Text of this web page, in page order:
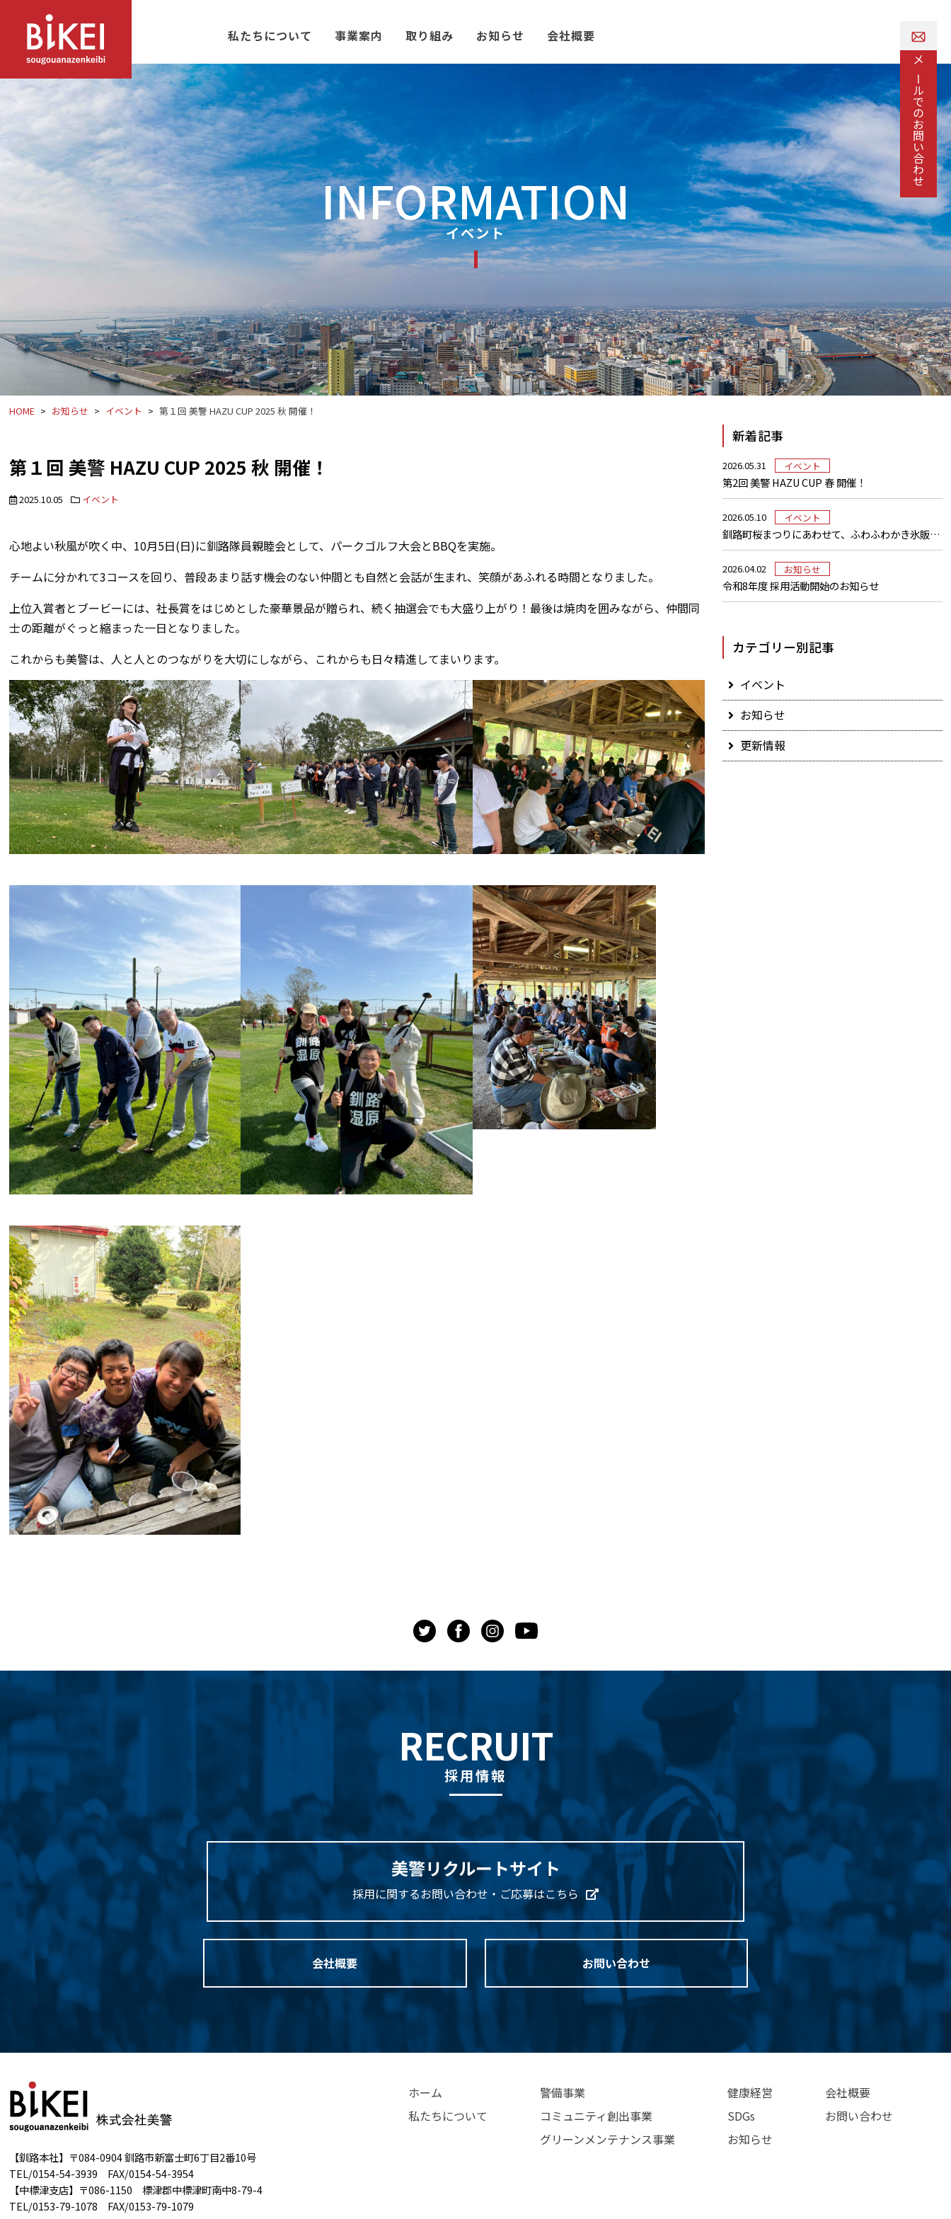
私たちについて 事業案内 取り組み お知らせ 会社概要
イベント
INFORMATION
HOME お知らせ イベント 第１回 美警 HAZU CUP 2025 秋 開催！
第１回 美警 HAZU CUP 2025 秋 開催！
2025.10.05 イベント
心地よい秋風が吹く中、10月5日(日)に釧路隊員親睦会として、パークゴルフ大会とBBQを実施。
チームに分かれて3コースを回り、普段あまり話す機会のない仲間とも自然と会話が生まれ、笑顔があふれる時間となりました。
上位入賞者とブービーには、社長賞をはじめとした豪華景品が贈られ、続く抽選会でも大盛り上がり！最後は焼肉を囲みながら、仲間同
士の距離がぐっと縮まった一日となりました。
これからも美警は、人と人とのつながりを大切にしながら、これからも日々精進してまいります。
新着記事
2026.05.31 イベント
第2回 美警 HAZU CUP 春 開催！
2026.05.10 イベント
釧路町桜まつりにあわせて、ふわふわかき氷販売しました
2026.04.02 お知らせ
令和8年度 採用活動開始のお知らせ
カテゴリー別記事
イベント
お知らせ
更新情報
RECRUIT
採用情報
美警リクルートサイト
採用に関するお問い合わせ・ご応募はこちら
会社概要 お問い合わせ
【釧路本社】〒084-0904 釧路市新富士町6丁目2番10号
TEL/0154-54-3939 FAX/0154-54-3954
【中標津支店】〒086-1150 標津郡中標津町南中8-79-4
TEL/0153-79-1078 FAX/0153-79-1079
ホーム
私たちについて
警備事業
コミュニティ創出事業
グリーンメンテナンス事業
健康経営
SDGs
お知らせ
会社概要
お問い合わせ
メールでのお問い合わせ